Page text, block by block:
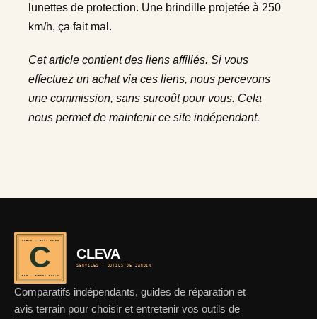
lunettes de protection. Une brindille projetée à 250
km/h, ça fait mal.
Cet article contient des liens affiliés. Si vous
effectuez un achat via ces liens, nous percevons
une commission, sans surcoût pour vous. Cela
nous permet de maintenir ce site indépendant.
C
CLEVA · EST. 2024
REF · GARDEN TOOLS
CLEVA
SERVICES · OUTILS DE JARDIN
Comparatifs indépendants, guides de réparation et
avis terrain pour choisir et entretenir vos outils de